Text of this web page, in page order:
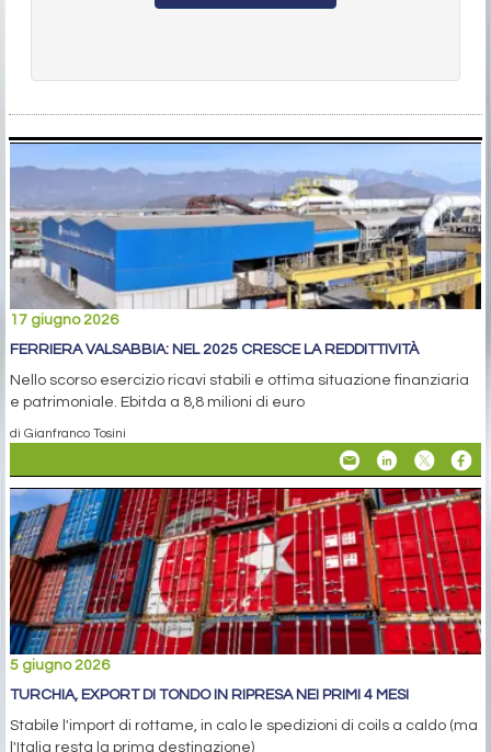
17 giugno 2026
FERRIERA VALSABBIA: NEL 2025 CRESCE LA REDDITTIVITÀ
Nello scorso esercizio ricavi stabili e ottima situazione finanziaria
e patrimoniale. Ebitda a 8,8 milioni di euro
di Gianfranco Tosini
5 giugno 2026
TURCHIA, EXPORT DI TONDO IN RIPRESA NEI PRIMI 4 MESI
Stabile l'import di rottame, in calo le spedizioni di coils a caldo (ma
l'Italia resta la prima destinazione)